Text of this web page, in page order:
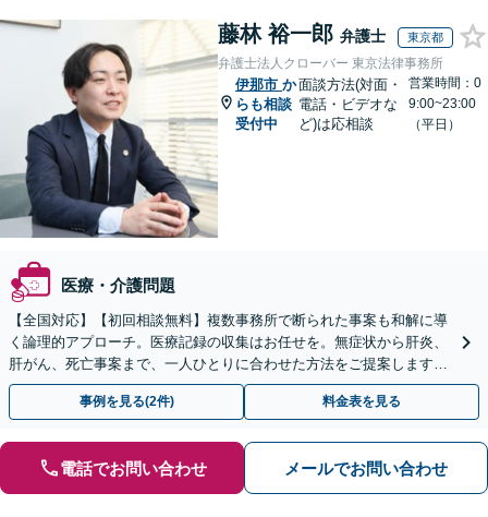
藤林 裕一郎 弁護士 東京都
弁護士法人クローバー 東京法律事務所
伊那市 か
らも相談
受付中
面談方法(対面・
電話・ビデオな
ど)は応相談
営業時間：0
9:00~23:00
（平日）
医療・介護問題
【全国対応】【初回相談無料】複数事務所で断られた事案も和解に導
く論理的アプローチ。医療記録の収集はお任せを。無症状から肝炎、
肝がん、死亡事案まで、一人ひとりに合わせた方法をご提案します。
手続きの負担を減らし、権利を守ります。
事例を見る(2件) 料金表を見る
電話でお問い合わせ メールでお問い合わせ